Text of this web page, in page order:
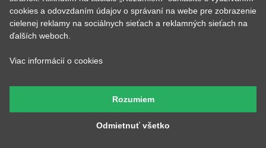
Cestovanie
EKG - moje srdce bije
Evolúcia
Geek
Hudobné
Kvetiny
Sex
Športy
Významné dni
Zvierata
MyShirt
cookies a odovzdaním údajov o správaní na webe pre zobrazenie
cielenej reklamy na sociálnych sieťach a reklamných sieťach na
ďalších weboch.
Viac informácií o cookies
Odmietnuť všetko
Rozumiem